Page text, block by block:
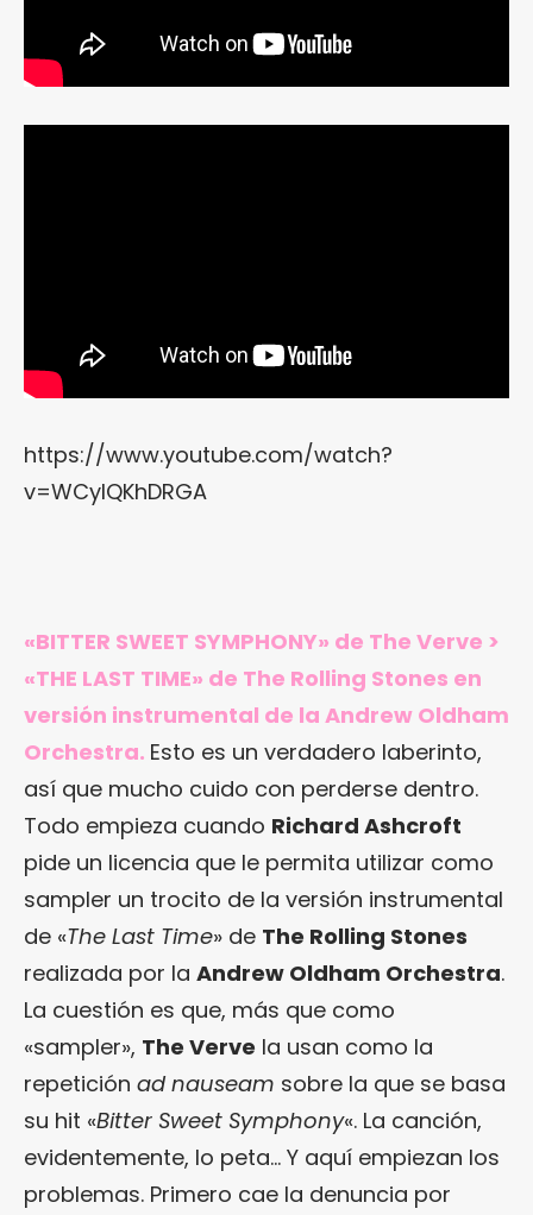
https://www.youtube.com/watch?
v=WCyIQKhDRGA
«BITTER SWEET SYMPHONY» de The Verve >
«THE LAST TIME» de The Rolling Stones en
versión instrumental de la Andrew Oldham
Orchestra. Esto es un verdadero laberinto,
así que mucho cuido con perderse dentro.
Todo empieza cuando Richard Ashcroft
pide un licencia que le permita utilizar como
sampler un trocito de la versión instrumental
de «The Last Time» de The Rolling Stones
realizada por la Andrew Oldham Orchestra.
La cuestión es que, más que como
«sampler», The Verve la usan como la
repetición ad nauseam sobre la que se basa
su hit «Bitter Sweet Symphony«. La canción,
evidentemente, lo peta… Y aquí empiezan los
problemas. Primero cae la denuncia por